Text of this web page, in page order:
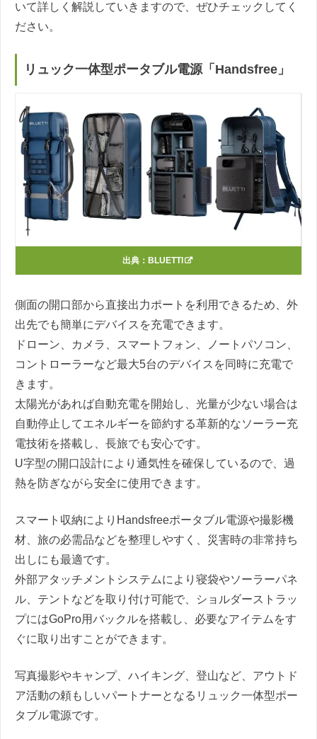
いて詳しく解説していきますので、ぜひチェックしてく
ださい。
リュック一体型ポータブル電源「Handsfree」
出典： BLUETTI
側面の開口部から直接出力ポートを利用できるため、外
出先でも簡単にデバイスを充電できます。
ドローン、カメラ、スマートフォン、ノートパソコン、
コントローラーなど最大5台のデバイスを同時に充電で
きます。
太陽光があれば自動充電を開始し、光量が少ない場合は
自動停止してエネルギーを節約する革新的なソーラー充
電技術を搭載し、長旅でも安心です。
U字型の開口設計により通気性を確保しているので、過
熱を防ぎながら安全に使用できます。
スマート収納によりHandsfreeポータブル電源や撮影機
材、旅の必需品などを整理しやすく、災害時の非常持ち
出しにも最適です。
外部アタッチメントシステムにより寝袋やソーラーパネ
ル、テントなどを取り付け可能で、ショルダーストラッ
プにはGoPro用バックルを搭載し、必要なアイテムをす
ぐに取り出すことができます。
写真撮影やキャンプ、ハイキング、登山など、アウトド
ア活動の頼もしいパートナーとなるリュック一体型ポー
タブル電源です。